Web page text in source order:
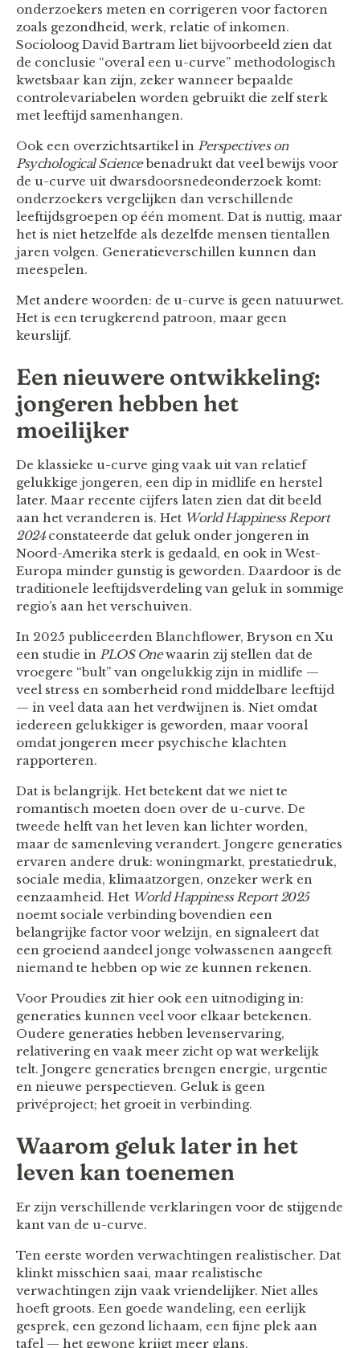
onderzoekers meten en corrigeren voor factoren
zoals gezondheid, werk, relatie of inkomen.
Socioloog David Bartram liet bijvoorbeeld zien dat
de conclusie “overal een u-curve” methodologisch
kwetsbaar kan zijn, zeker wanneer bepaalde
controlevariabelen worden gebruikt die zelf sterk
met leeftijd samenhangen.
Ook een overzichtsartikel in Perspectives on
Psychological Sciencebenadrukt dat veel bewijs voor
de u-curve uit dwarsdoorsnedeonderzoek komt:
onderzoekers vergelijken dan verschillende
leeftijdsgroepen op één moment. Dat is nuttig, maar
het is niet hetzelfde als dezelfde mensen tientallen
jaren volgen. Generatieverschillen kunnen dan
meespelen.
Met andere woorden: de u-curve is geen natuurwet.
Het is een terugkerend patroon, maar geen
keurslijf.
Een nieuwere ontwikkeling:
jongeren hebben het
moeilijker
De klassieke u-curve ging vaak uit van relatief
gelukkige jongeren, een dip in midlife en herstel
later. Maar recente cijfers laten zien dat dit beeld
aan het veranderen is. Het World Happiness Report
2024constateerde dat geluk onder jongeren in
Noord-Amerika sterk is gedaald, en ook in West-
Europa minder gunstig is geworden. Daardoor is de
traditionele leeftijdsverdeling van geluk in sommige
regio’s aan het verschuiven.
In 2025 publiceerden Blanchflower, Bryson en Xu
een studie in PLOS Onewaarin zij stellen dat de
vroegere “bult” van ongelukkig zijn in midlife —
veel stress en somberheid rond middelbare leeftijd
— in veel data aan het verdwijnen is. Niet omdat
iedereen gelukkiger is geworden, maar vooral
omdat jongeren meer psychische klachten
rapporteren.
Dat is belangrijk. Het betekent dat we niet te
romantisch moeten doen over de u-curve. De
tweede helft van het leven kan lichter worden,
maar de samenleving verandert. Jongere generaties
ervaren andere druk: woningmarkt, prestatiedruk,
sociale media, klimaatzorgen, onzeker werk en
eenzaamheid. Het World Happiness Report 2025
noemt sociale verbinding bovendien een
belangrijke factor voor welzijn, en signaleert dat
een groeiend aandeel jonge volwassenen aangeeft
niemand te hebben op wie ze kunnen rekenen.
Voor Proudies zit hier ook een uitnodiging in:
generaties kunnen veel voor elkaar betekenen.
Oudere generaties hebben levenservaring,
relativering en vaak meer zicht op wat werkelijk
telt. Jongere generaties brengen energie, urgentie
en nieuwe perspectieven. Geluk is geen
privéproject; het groeit in verbinding.
Waarom geluk later in het
leven kan toenemen
Er zijn verschillende verklaringen voor de stijgende
kant van de u-curve.
Ten eerste worden verwachtingen realistischer. Dat
klinkt misschien saai, maar realistische
verwachtingen zijn vaak vriendelijker. Niet alles
hoeft groots. Een goede wandeling, een eerlijk
gesprek, een gezond lichaam, een fijne plek aan
tafel — het gewone krijgt meer glans.